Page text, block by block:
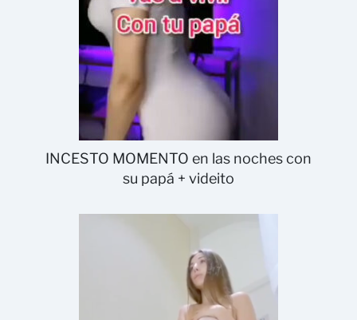
INCESTO MOMENTO en las noches con
su papá + videito